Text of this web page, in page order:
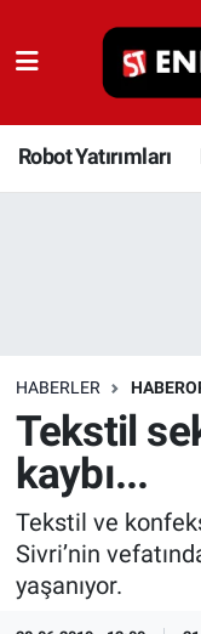
Robot Yatırımları
HABERLER
Tekstil
kaybı...
Tekstil ve
Sivri’nin
yaşanıyor.
Robot
Bakım 4.0
İnşaat ve
HaberOrtak
EndüstriST